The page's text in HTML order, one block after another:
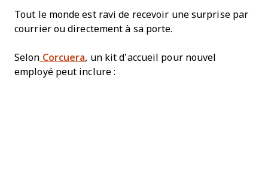
Tout le monde est ravi de recevoir une surprise par
courrier ou directement à sa porte.
Selon Corcuera, un kit d’accueil pour nouvel
employé peut inclure :